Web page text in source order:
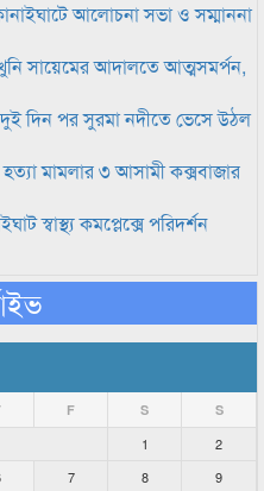
আলোচনা সভা ও সম্মাননা
সায়েমের আদালতে আত্মসমর্পন,
দুই দিন পর সুরমা নদীতে ভেসে উঠল
হত্যা মামলার ৩ আসামী কক্সবাজার
স্বাস্থ্য কমপ্লেক্সে পরিদর্শন
F S S
1
2
7 8 9